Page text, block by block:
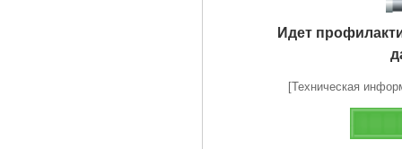
Идет
[Техническая